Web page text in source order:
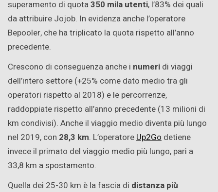
superamento di quota350 mila utenti, l’83% dei quali
da attribuire Jojob. In evidenza anche l’operatore
Bepooler, che ha triplicato la quota rispetto all’anno
precedente.
Crescono di conseguenza anche i numeri di viaggi
dell’intero settore (+25% come dato medio tra gli
operatori rispetto al 2018) e le percorrenze,
raddoppiate rispetto all’anno precedente (13 milioni di
km condivisi). Anche il viaggio medio diventa più lungo
nel 2019, con 28,3 km. L’operatoreUp2Go detiene
invece il primato del viaggio medio più lungo, pari a
33,8 km a spostamento.
Quella dei 25-30 km è la fascia di distanza più